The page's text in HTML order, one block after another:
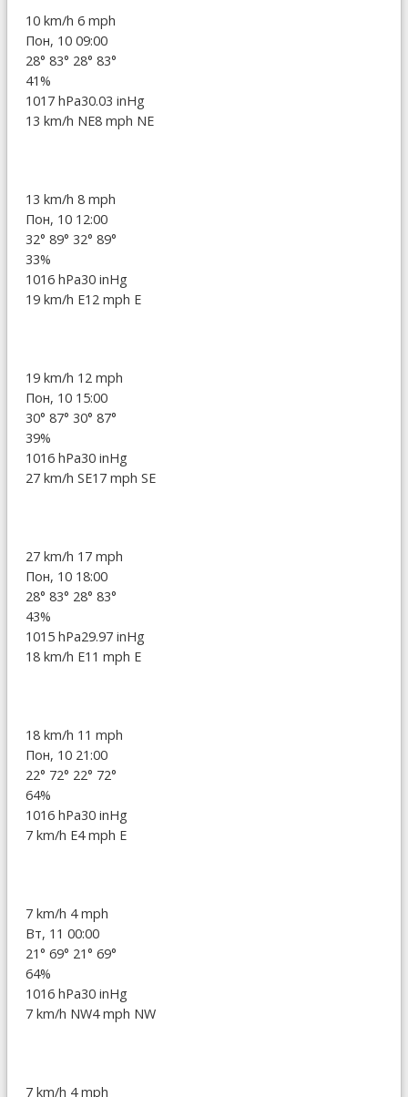
10 km/h 6 mph
Пон, 10 09:00
28° 83° 28° 83°
41%
1017 hPa30.03 inHg
13 km/h NE8 mph NE
13 km/h 8 mph
Пон, 10 12:00
32° 89° 32° 89°
33%
1016 hPa30 inHg
19 km/h E12 mph E
19 km/h 12 mph
Пон, 10 15:00
30° 87° 30° 87°
39%
1016 hPa30 inHg
27 km/h SE17 mph SE
27 km/h 17 mph
Пон, 10 18:00
28° 83° 28° 83°
43%
1015 hPa29.97 inHg
18 km/h E11 mph E
18 km/h 11 mph
Пон, 10 21:00
22° 72° 22° 72°
64%
1016 hPa30 inHg
7 km/h E4 mph E
7 km/h 4 mph
Вт, 11 00:00
21° 69° 21° 69°
64%
1016 hPa30 inHg
7 km/h NW4 mph NW
7 km/h 4 mph